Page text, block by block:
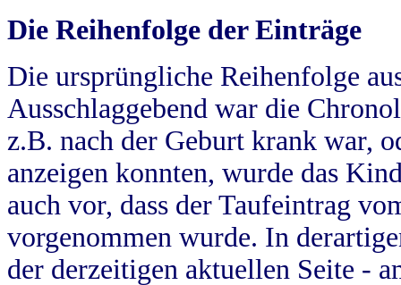
Die Reihenfolge der Einträge
Die ursprüngliche Reihenfolge
Ausschlaggebend war die
z.B. nach der Geburt krank war,
anzeigen konnten, wurde das
auch vor, dass der Taufeintrag
vorgenommen wurde. In
der derzeitigen aktuellen Seite -